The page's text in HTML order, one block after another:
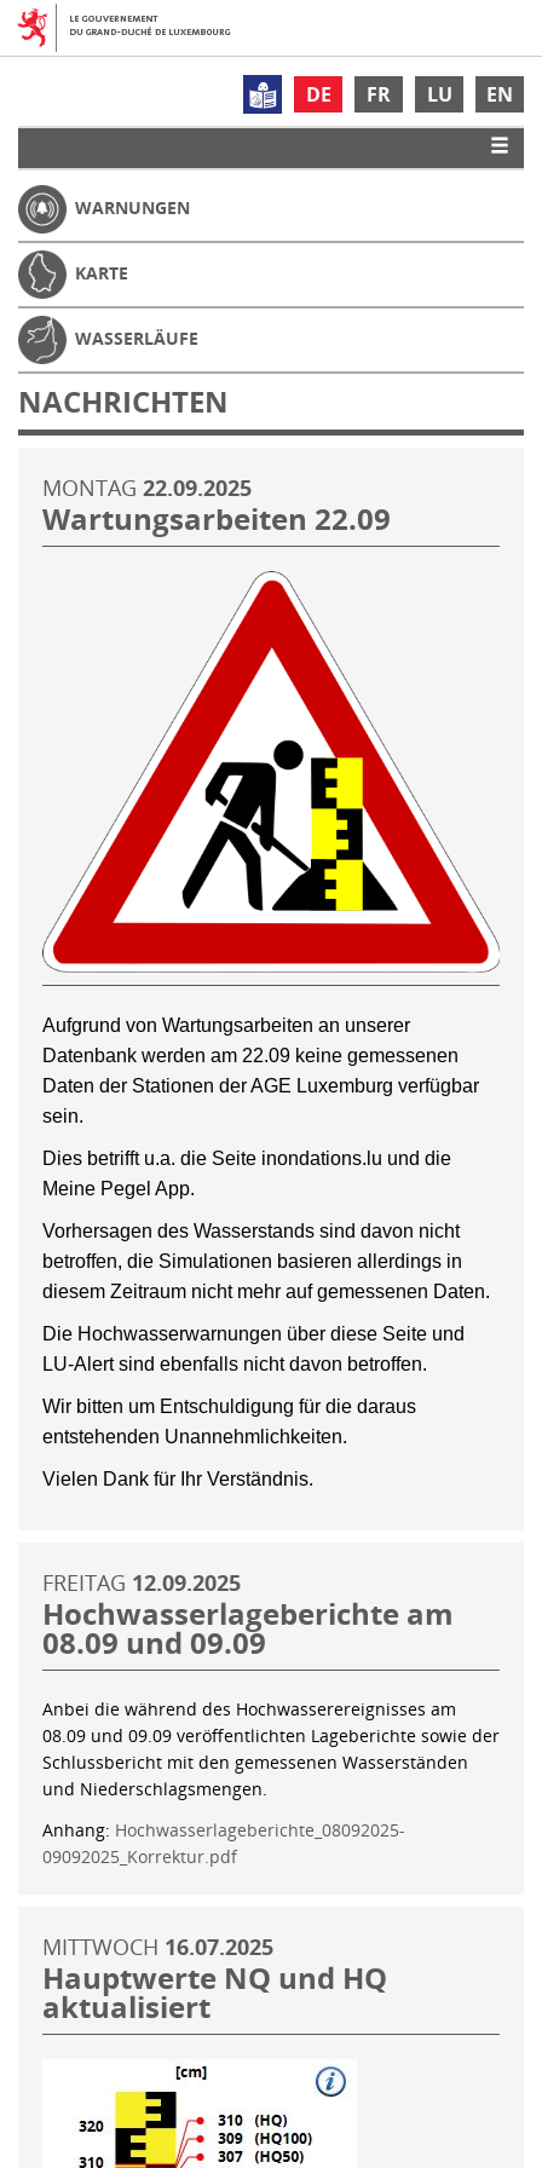
DE FR LU EN
WARNUNGEN
KARTE
WASSERLÄUFE
NACHRICHTEN
MONTAG 22.09.2025
Wartungsarbeiten 22.09
Aufgrund von Wartungsarbeiten an unserer
Datenbank werden am 22.09 keine gemessenen
Daten der Stationen der AGE Luxemburg verfügbar
sein.
Dies betrifft u.a. die Seite inondations.lu und die
Meine Pegel App.
Vorhersagen des Wasserstands sind davon nicht
betroffen, die Simulationen basieren allerdings in
diesem Zeitraum nicht mehr auf gemessenen Daten.
Die Hochwasserwarnungen über diese Seite und
LU-Alert sind ebenfalls nicht davon betroffen.
Wir bitten um Entschuldigung für die daraus
entstehenden Unannehmlichkeiten.
Vielen Dank für Ihr Verständnis.
FREITAG 12.09.2025
Hochwasserlageberichte am
08.09 und 09.09
Anbei die während des Hochwasserereignisses am
08.09 und 09.09 veröffentlichten Lageberichte sowie der
Schlussbericht mit den gemessenen Wasserständen
und Niederschlagsmengen.
Anhang: Hochwasserlageberichte_08092025-
09092025_Korrektur.pdf
MITTWOCH 16.07.2025
Hauptwerte NQ und HQ
aktualisiert